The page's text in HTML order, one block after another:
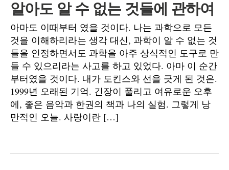
알아도 알 수 없는 것들에 관하여
아마도 이때부터 였을 것이다. 나는 과학으로 모든
것을 이해하리라는 생각 대신, 과학이 알 수 없는 것
들을 인정하면서도 과학을 아주 상식적인 도구로 만
들 수 있으리라는 사고를 하고 있었다. 아마 이 순간
부터였을 것이다. 내가 도킨스와 선을 긋게 된 것은.
1999년 오래된 기억. 긴장이 풀리고 여유로운 오후
에, 좋은 음악과 한권의 책과 나의 실험. 그렇게 낭
만적인 오늘. 사랑이란 […]